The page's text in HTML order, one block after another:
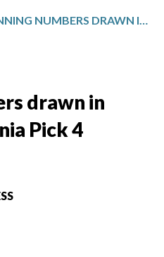
WINNING NUMBERS DRAWN IN MONDAY’S VIRGINIA PICK 4 EVENING
drawn in
Pick 4